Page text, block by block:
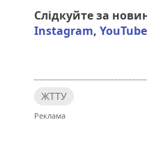
Слідкуйте за
Instagram,YouTube
ЖТТУ